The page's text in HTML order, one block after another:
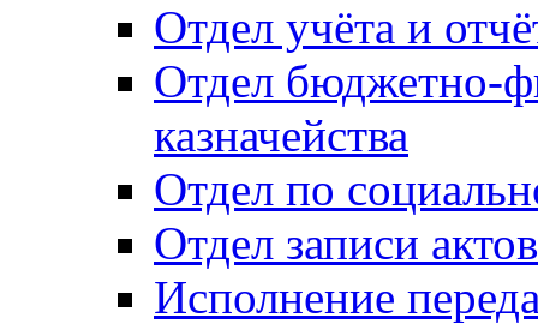
Отдел учёта и
Отдел бюджетно-
казначейства
Отдел по
Отдел записи
Исполнение